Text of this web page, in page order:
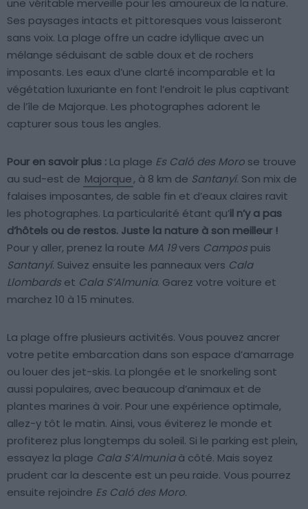
une véritable merveille pour les amoureux de la nature.
Ses paysages intacts et pittoresques vous laisseront
sans voix. La plage offre un cadre idyllique avec un
mélange séduisant de sable doux et de rochers
imposants. Les eaux d’une clarté incomparable et la
végétation luxuriante en font l’endroit le plus captivant
de l’île de Majorque. Les photographes adorent le
capturer sous tous les angles.
Pour en savoir plus : La plage Es Caló des Moro se trouve
au sud-est de Majorque, à 8 km de Santanyí. Son mix de
falaises imposantes, de sable fin et d’eaux claires ravit
les photographes. La particularité étant qu’il n’y a pas
d’hôtels ou de restos. Juste la nature à son meilleur !
Pour y aller, prenez la route MA 19vers Campos puis
Santanyí. Suivez ensuite les panneaux vers Cala
Llombards et Cala S’Almunia. Garez votre voiture et
marchez 10 à 15 minutes.
La plage offre plusieurs activités. Vous pouvez ancrer
votre petite embarcation dans son espace d’amarrage
ou louer des jet-skis. La plongée et le snorkeling sont
aussi populaires, avec beaucoup d’animaux et de
plantes marines à voir. Pour une expérience optimale,
allez-y tôt le matin. Ainsi, vous éviterez le monde et
profiterez plus longtemps du soleil. Si le parking est plein,
essayez la plage Cala S’Almuniaà côté. Mais soyez
prudent car la descente est un peu raide. Vous pourrez
ensuite rejoindre Es Caló des Moro.